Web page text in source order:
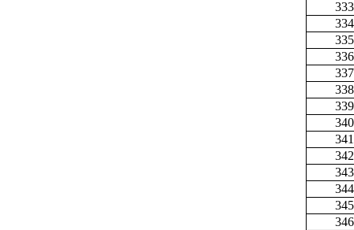
333
334
335
336
337
338
339
340
341
342
343
344
345
346